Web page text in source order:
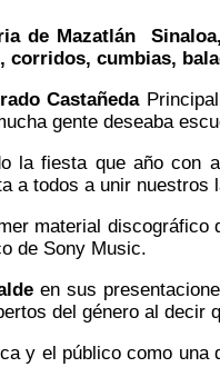
de Mazatlán
corridos, cumbias,
Castañeda
gente deseaba
la fiesta que año con
a todos a unir nuestros
material discográfico
de Sony Music.
en sus
del género al
y el público como